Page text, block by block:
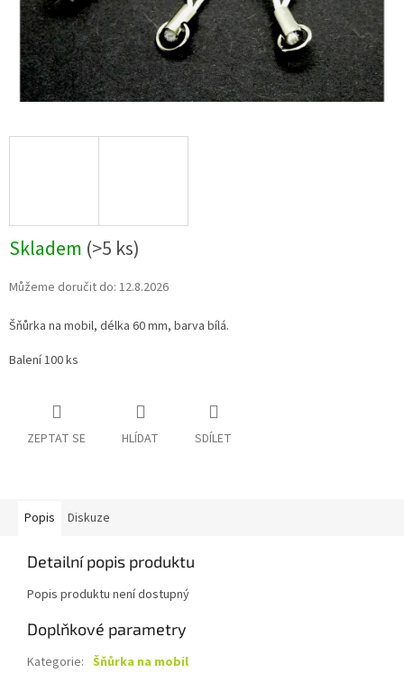
Skladem (>5 ks)
Můžeme doručit do: 12.8.2026
Šňůrka na mobil, délka 60 mm, barva bílá.
Balení 100 ks
ZEPTAT SE HLÍDAT SDÍLET
Popis Diskuze
Detailní popis produktu
Popis produktu není dostupný
Doplňkové parametry
Kategorie: Šňůrka na mobil